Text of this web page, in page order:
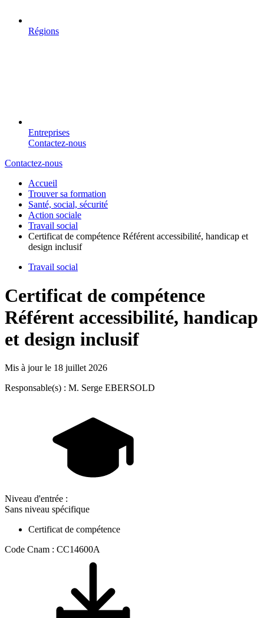
Régions
Entreprises
Contactez-nous
Contactez-nous
Accueil
Trouver sa formation
Santé, social, sécurité
Action sociale
Travail social
Certificat de compétence Référent accessibilité, handicap et
design inclusif
Travail social
Certificat de compétence
Référent accessibilité, handicap
et design inclusif
Mis à jour le 18 juillet 2026
Responsable(s) : M. Serge EBERSOLD
Niveau d'entrée :
Sans niveau spécifique
Certificat de compétence
Code Cnam : CC14600A